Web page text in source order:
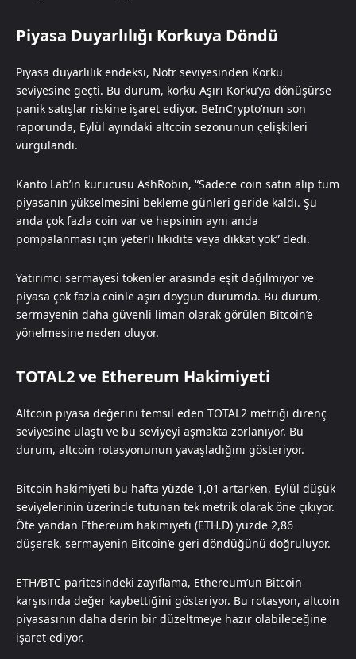
Piyasa Duyarlılığı Korkuya Döndü
Piyasa duyarlılık endeksi, Nötr seviyesinden Korku
seviyesine geçti. Bu durum, korku Aşırı Korku’ya dönüşürse
panik satışlar riskine işaret ediyor. BeInCrypto’nun son
raporunda, Eylül ayındaki altcoin sezonunun çelişkileri
vurgulandı.
Kanto Lab’ın kurucusu AshRobin, “Sadece coin satın alıp tüm
piyasanın yükselmesini bekleme günleri geride kaldı. Şu
anda çok fazla coin var ve hepsinin aynı anda
pompalanması için yeterli likidite veya dikkat yok” dedi.
Yatırımcı sermayesi tokenler arasında eşit dağılmıyor ve
piyasa çok fazla coinle aşırı doygun durumda. Bu durum,
sermayenin daha güvenli liman olarak görülen Bitcoin’e
yönelmesine neden oluyor.
TOTAL2 ve Ethereum Hakimiyeti
Altcoin piyasa değerini temsil eden TOTAL2 metriği direnç
seviyesine ulaştı ve bu seviyeyi aşmakta zorlanıyor. Bu
durum, altcoin rotasyonunun yavaşladığını gösteriyor.
Bitcoin hakimiyeti bu hafta yüzde 1,01 artarken, Eylül düşük
seviyelerinin üzerinde tutunan tek metrik olarak öne çıkıyor.
Öte yandan Ethereum hakimiyeti (ETH.D) yüzde 2,86
düşerek, sermayenin Bitcoin’e geri döndüğünü doğruluyor.
ETH/BTC paritesindeki zayıflama, Ethereum’un Bitcoin
karşısında değer kaybettiğini gösteriyor. Bu rotasyon, altcoin
piyasasının daha derin bir düzeltmeye hazır olabileceğine
işaret ediyor.